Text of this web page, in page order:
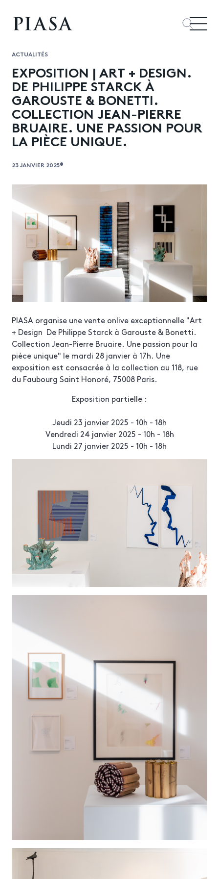
ACTUALITÉS
EXPOSITION | ART + DESIGN.
DE PHILIPPE STARCK À
GAROUSTE & BONETTI.
COLLECTION JEAN-PIERRE
BRUAIRE. UNE PASSION POUR
LA PIÈCE UNIQUE.
23 JANVIER 2025•
PIASA organise une vente onlive exceptionnelle "Art
+ Design De Philippe Starck à Garouste & Bonetti.
Collection Jean-Pierre Bruaire. Une passion pour la
pièce unique" le mardi 28 janvier à 17h. Une
exposition est consacrée à la collection au 118, rue
du Faubourg Saint Honoré, 75008 Paris.
Exposition partielle :
Jeudi 23 janvier 2025 - 10h - 18h
Vendredi 24 janvier 2025 - 10h - 18h
Lundi 27 janvier 2025 - 10h - 18h